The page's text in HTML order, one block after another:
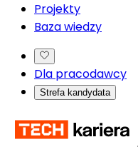
Projekty
Baza wiedzy
Dla pracodawcy
Strefa kandydata